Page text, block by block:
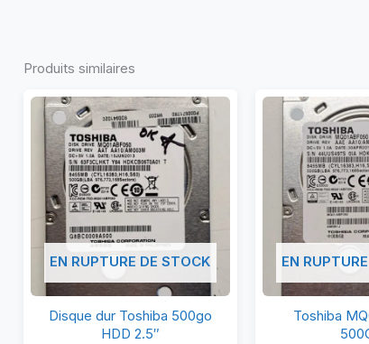
Produits similaires
Disque
dur
EN RUPTURE DE STOCK
Disque dur Toshiba 500go
HDD 2.5″
EN
Toshiba